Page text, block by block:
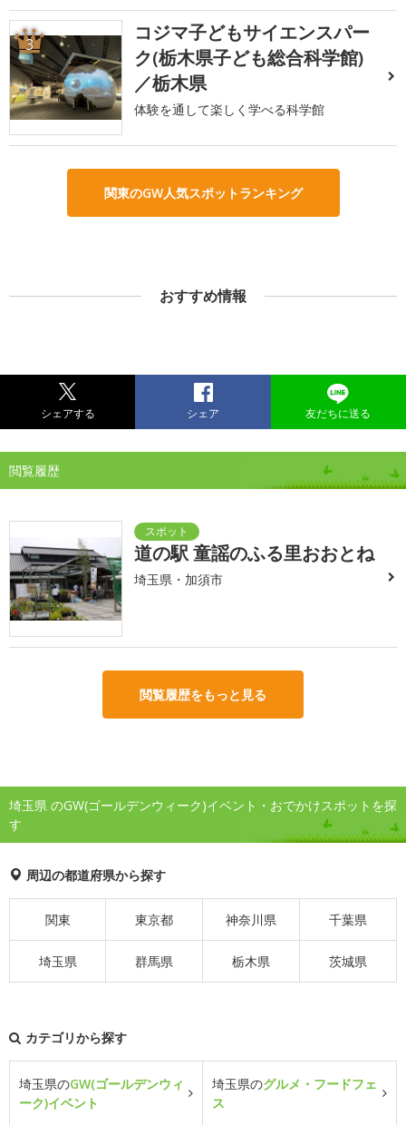
3
コジマ子どもサイエンスパー
ク(栃木県子ども総合科学館)
／栃木県
体験を通して楽しく学べる科学館
関東のGW人気スポットランキング
おすすめ情報
シェアする シェア 友だちに送る
閲覧履歴
道の駅 童謡のふる里おおとね
埼玉県・加須市
閲覧履歴をもっと見る
埼玉県 のGW(ゴールデンウィーク)イベント・おでかけスポットを探
す
周辺の都道府県から探す
関東 東京都 神奈川県 千葉県
埼玉県 群馬県 栃木県 茨城県
カテゴリから探す
埼玉県のGW(ゴールデンウィ
ーク)イベント
埼玉県のグルメ・フードフェ
ス